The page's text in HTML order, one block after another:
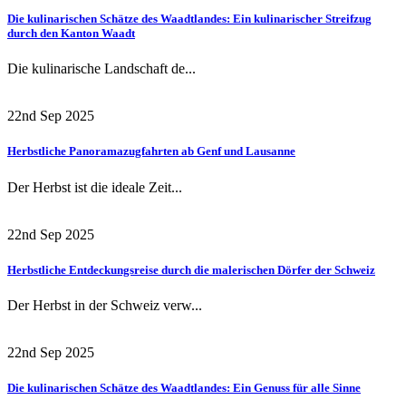
Die kulinarischen Schätze des Waadtlandes: Ein kulinarischer Streifzug
durch den Kanton Waadt
Die kulinarische Landschaft de...
22nd Sep 2025
Herbstliche Panoramazugfahrten ab Genf und Lausanne
Der Herbst ist die ideale Zeit...
22nd Sep 2025
Herbstliche Entdeckungsreise durch die malerischen Dörfer der Schweiz
Der Herbst in der Schweiz verw...
22nd Sep 2025
Die kulinarischen Schätze des Waadtlandes: Ein Genuss für alle Sinne